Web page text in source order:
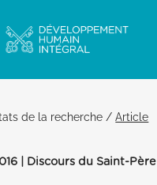
de la recherche /Article
| Discours du Saint-Père